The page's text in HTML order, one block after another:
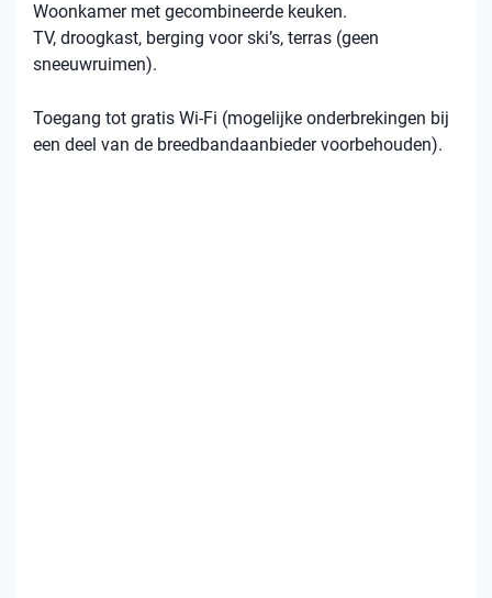
Woonkamer met gecombineerde keuken.
TV, droogkast, berging voor ski’s, terras (geen
sneeuwruimen).
Toegang tot gratis Wi-Fi (mogelijke onderbrekingen bij
een deel van de breedbandaanbieder voorbehouden).